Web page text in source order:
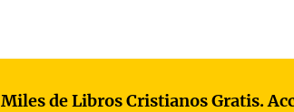
Miles de Libros Cristianos Gratis.